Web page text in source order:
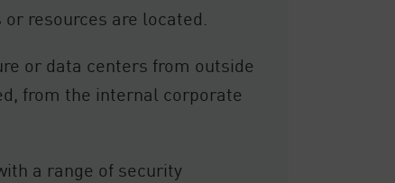
resources are located.
or data centers from outside
from the internal corporate
a range of security